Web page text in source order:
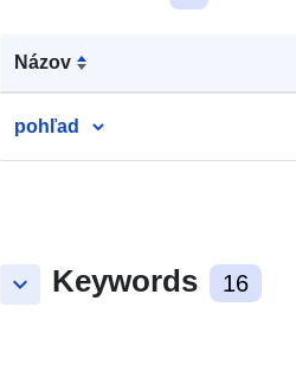
Názov
pohľad
keyboard_arrow_down Keywords 16